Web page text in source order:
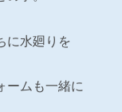
に水廻りを
ームも一緒に